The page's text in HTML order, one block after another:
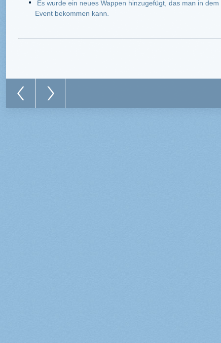
Es wurde ein neues Wappen hinzugefügt, das man in
Event bekommen kann.